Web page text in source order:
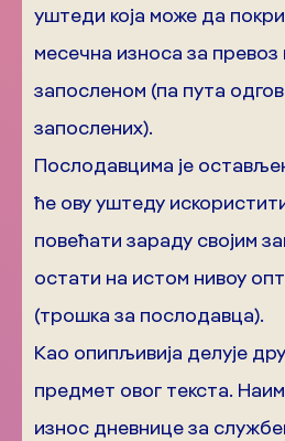
уштеди која може да
месечна износа за превоз
запосленом (па пута
запослених).
Послодавцима је
ће ову уштеду
повећати зараду својим
остати на истом нивоу
(трошка за послодавца).
Као опипљивија делује
предмет овог текста.
износ дневнице за